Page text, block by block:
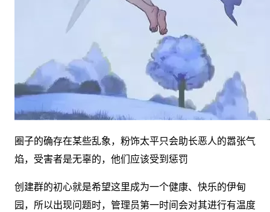
圈子的确存在某些乱象，粉饰太平只会助长恶人的嚣张气
焰，受害者是无辜的，他们应该受到惩罚
创建群的初心就是希望这里成为一个健康、快乐的伊甸
园，所以出现问题时，管理员第一时间会对其进行有温度